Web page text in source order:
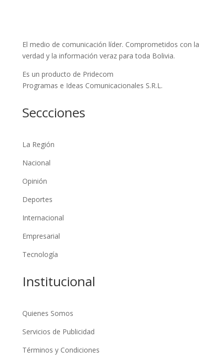
El medio de comunicación líder. Comprometidos con la
verdad y la información veraz para toda Bolivia.
Es un producto de Pridecom
Programas e Ideas Comunicacionales S.R.L.
Seccciones
La Región
Nacional
Opinión
Deportes
Internacional
Empresarial
Tecnología
Institucional
Quienes Somos
Servicios de Publicidad
Términos y Condiciones